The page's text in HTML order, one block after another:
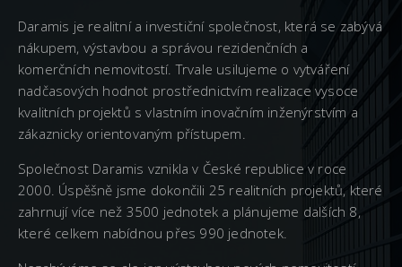
Daramis je realitní a investiční společnost, která se zabývá
nákupem, výstavbou a správou rezidenčních a
komerčních nemovitostí. Trvale usilujeme o vytváření
nadčasových hodnot prostřednictvím realizace vysoce
kvalitních projektů s vlastním inovačním inženýrstvím a
zákaznicky orientovaným přístupem.
Společnost Daramis vznikla v České republice v roce
2000. Úspěšně jsme dokončili 25 realitních projektů, které
zahrnují více než 3500 jednotek a plánujeme dalších 8,
které celkem nabídnou přes 990 jednotek.